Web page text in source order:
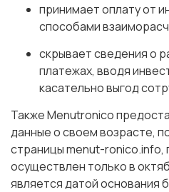
принимает оплату от
способами
скрывает сведения о
платежах, вводя
касательно выгод
Также Menutronico
данные о своем возрасте,
страницы menut-ronico.info,
осуществлен только в
является датой основания